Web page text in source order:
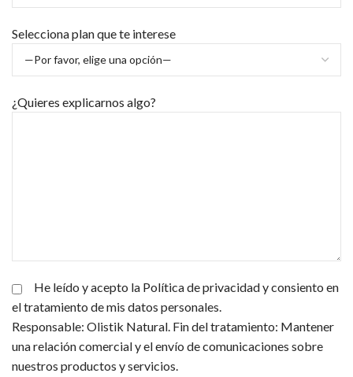
Selecciona plan que te interese
¿Quieres explicarnos algo?
He leído y acepto la Política de privacidad y consiento en
el tratamiento de mis datos personales.
Responsable: Olistik Natural. Fin del tratamiento: Mantener
una relación comercial y el envío de comunicaciones sobre
nuestros productos y servicios.